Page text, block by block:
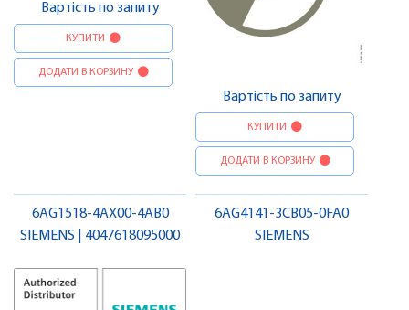
Вартість по запиту
КУПИТИ
ДОДАТИ В КОРЗИНУ
Вартість по запиту
КУПИТИ
ДОДАТИ В КОРЗИНУ
6AG1518-4AX00-4AB0
SIEMENS | 4047618095000
6AG4141-3CB05-0FA0
SIEMENS